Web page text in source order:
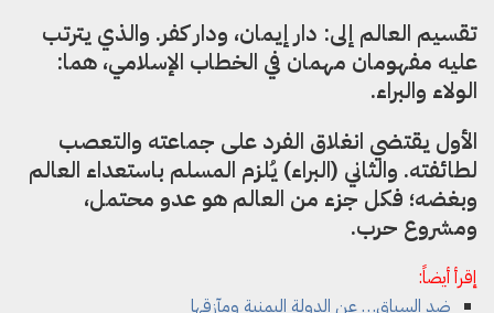
تقسيم العالم إلى: دار إيمان، ودار كفر. والذي يترتب
عليه مفهومان مهمان في الخطاب الإسلامي، هما:
الولاء والبراء.
الأول يقتضي انغلاق الفرد على جماعته والتعصب
لطائفته. والثاني (البراء) يُلزم المسلم باستعداء العالم
وبغضه؛ فكل جزء من العالم هو عدو محتمل،
ومشروع حرب.
إقرأ أيضاً:
ضد السياق… عن الدولة اليمنية ومآزقها